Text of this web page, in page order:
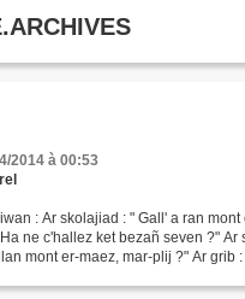
2014 à 00:53
: Ar skolajiad : " Gall' a ran
ne c'hallez ket bezañ seven ?" Ar
mont er-maez, mar-plij ?" Ar grib :